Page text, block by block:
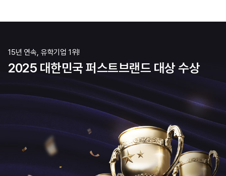
15년 연속, 유학기업 1위!
2025 대한민국 퍼스트브랜드 대상 수상